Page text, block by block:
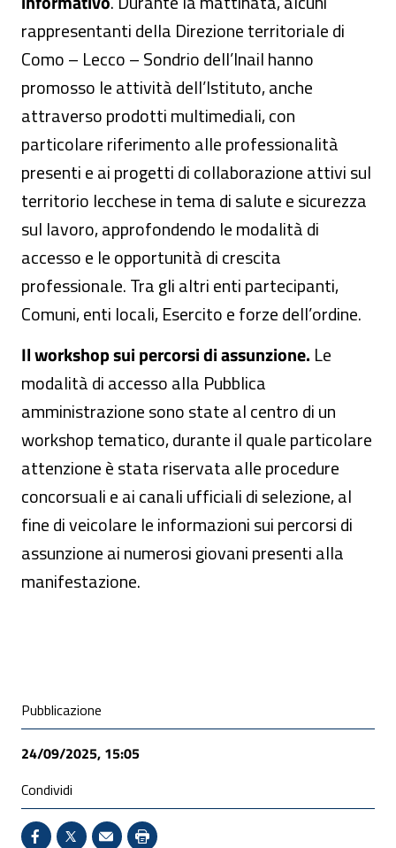
rappresentanti della Direzione territoriale di
Como – Lecco – Sondrio dell’Inail hanno
promosso le attività dell’Istituto, anche
attraverso prodotti multimediali, con
particolare riferimento alle professionalità
presenti e ai progetti di collaborazione attivi sul
territorio lecchese in tema di salute e sicurezza
sul lavoro, approfondendo le modalità di
accesso e le opportunità di crescita
professionale. Tra gli altri enti partecipanti,
Comuni, enti locali, Esercito e forze dell’ordine.
Il workshop sui percorsi di assunzione. Le
modalità di accesso alla Pubblica
amministrazione sono state al centro di un
workshop tematico, durante il quale particolare
attenzione è stata riservata alle procedure
concorsuali e ai canali ufficiali di selezione, al
fine di veicolare le informazioni sui percorsi di
assunzione ai numerosi giovani presenti alla
manifestazione.
Condivisione social
Pubblicazione
24/09/2025, 15:05
Condividi